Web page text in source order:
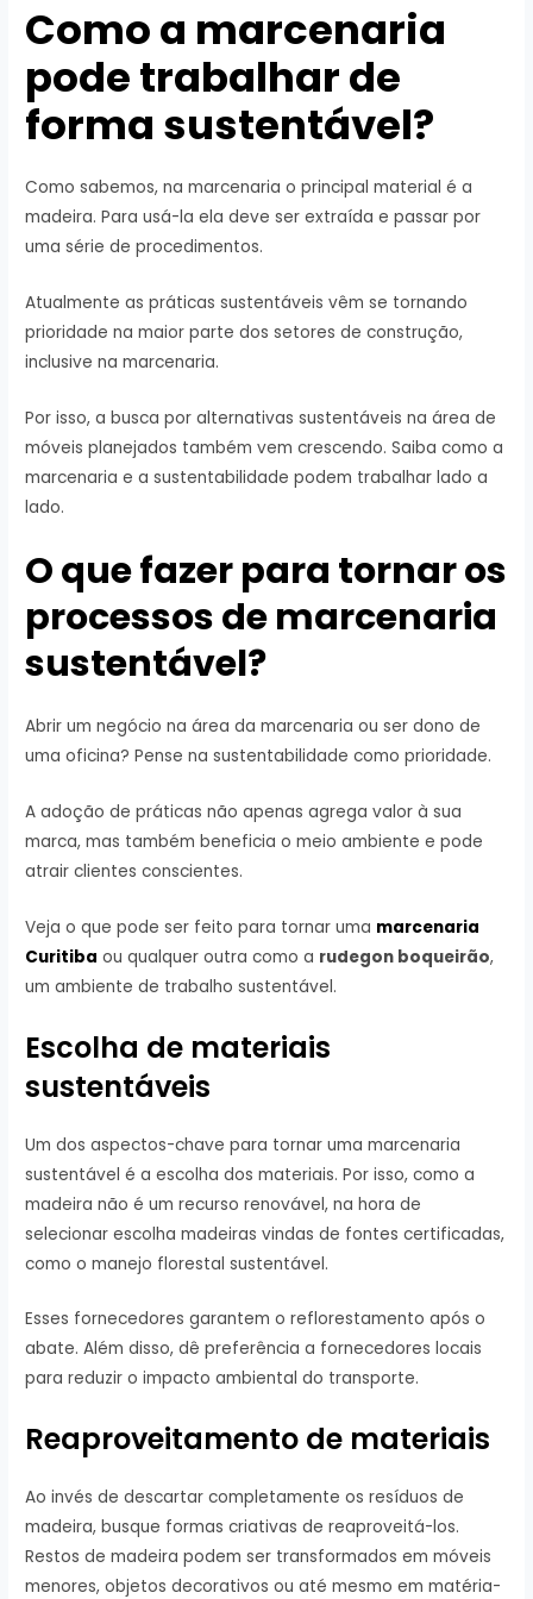
Como a marcenaria
pode trabalhar de
forma sustentável?
Como sabemos, na marcenaria o principal material é a
madeira. Para usá-la ela deve ser extraída e passar por
uma série de procedimentos.
Atualmente as práticas sustentáveis vêm se tornando
prioridade na maior parte dos setores de construção,
inclusive na marcenaria.
Por isso, a busca por alternativas sustentáveis na área de
móveis planejados também vem crescendo. Saiba como a
marcenaria e a sustentabilidade podem trabalhar lado a
lado.
O que fazer para tornar os
processos de marcenaria
sustentável?
Abrir um negócio na área da marcenaria ou ser dono de
uma oficina? Pense na sustentabilidade como prioridade.
A adoção de práticas não apenas agrega valor à sua
marca, mas também beneficia o meio ambiente e pode
atrair clientes conscientes.
Veja o que pode ser feito para tornar uma marcenaria
Curitiba ou qualquer outra como a rudegon boqueirão,
um ambiente de trabalho sustentável.
Escolha de materiais
sustentáveis
Um dos aspectos-chave para tornar uma marcenaria
sustentável é a escolha dos materiais. Por isso, como a
madeira não é um recurso renovável, na hora de
selecionar escolha madeiras vindas de fontes certificadas,
como o manejo florestal sustentável.
Esses fornecedores garantem o reflorestamento após o
abate. Além disso, dê preferência a fornecedores locais
para reduzir o impacto ambiental do transporte.
Reaproveitamento de materiais
Ao invés de descartar completamente os resíduos de
madeira, busque formas criativas de reaproveitá-los.
Restos de madeira podem ser transformados em móveis
menores, objetos decorativos ou até mesmo em matéria-